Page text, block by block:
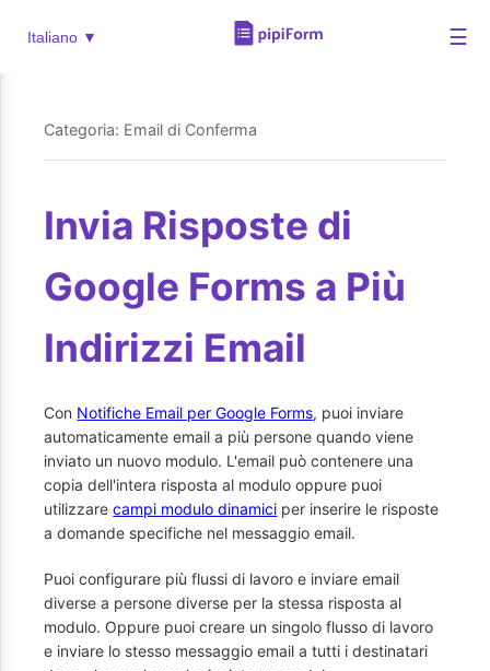
Italiano ▼ ☰
Categoria: Email di Conferma
Invia Risposte di
Google Forms a Più
Indirizzi Email
Con Notifiche Email per Google Forms, puoi inviare
automaticamente email a più persone quando viene
inviato un nuovo modulo. L'email può contenere una
copia dell'intera risposta al modulo oppure puoi
utilizzarecampi modulo dinamici per inserire le risposte
a domande specifiche nel messaggio email.
Puoi configurare più flussi di lavoro e inviare email
diverse a persone diverse per la stessa risposta al
modulo. Oppure puoi creare un singolo flusso di lavoro
e inviare lo stesso messaggio email a tutti i destinatari